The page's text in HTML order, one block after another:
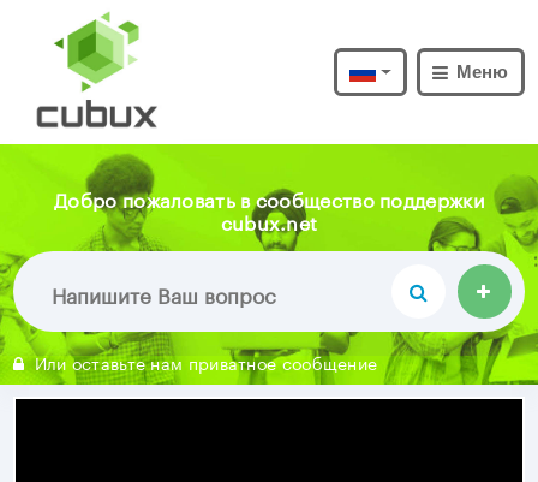
Меню
Добро пожаловать в сообщество поддержки
cubux.net
Или оставьте нам приватное сообщение